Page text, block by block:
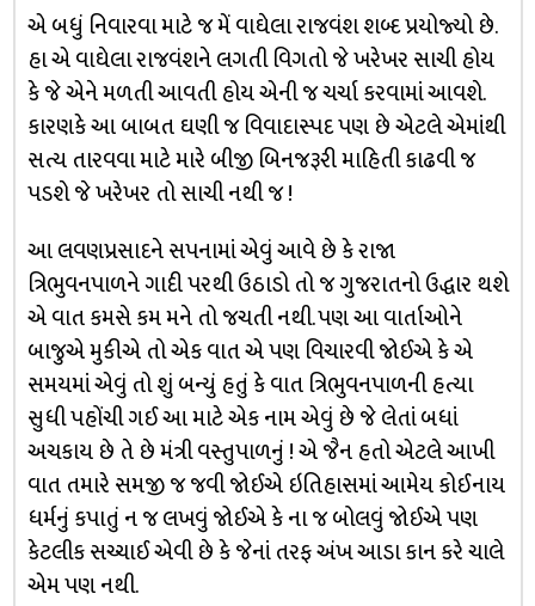
એ બધું નિવારવા માટે જ મેં વાઘેલા રાજવંશ શબ્દ પ્રયોજ્યો છે.
હા એ વાઘેલા રાજવંશને લગતી વિગતો જે ખરેખર સાચી હોય
કે જે એને મળતી આવતી હોય એની જ ચર્ચા કરવામાં આવશે.
કારણકે આ બાબત ઘણી જ વિવાદાસ્પદ પણ છે એટલે એમાંથી
સત્ય તારવવા માટે મારે બીજી બિનજરૂરી માહિતી કાઢવી જ
પડશે જે ખરેખર તો સાચી નથી જ !
આ લવણપ્રસાદને સપનામાં એવું આવે છે કે રાજા
ત્રિભુવનપાળને ગાદી પરથી ઉઠાડો તો જ ગુજરાતનો ઉદ્ધાર થશે
એ વાત કમસે કમ મને તો જચતી નથી. પણ આ વાર્તાઓને
બાજુએ મુકીએ તો એક વાત એ પણ વિચારવી જોઈએ કે એ
સમયમાં એવું તો શું બન્યું હતું કે વાત ત્રિભુવનપાળની હત્યા
સુધી પહોંચી ગઈ આ માટે એક નામ એવું છે જે લેતાં બધાં
અચકાય છે તે છે મંત્રી વસ્તુપાળનું ! એ જૈન હતો એટલે આખી
વાત તમારે સમજી જ જવી જોઈએ ઇતિહાસમાં આમેય કોઈનાય
ધર્મનું કપાતું ન જ લખવું જોઈએ કે ના જ બોલવું જોઈએ પણ
કેટલીક સચ્ચાઈ એવી છે કે જેનાં તરફ અંખ આડા કાન કરે ચાલે
એમ પણ નથી.